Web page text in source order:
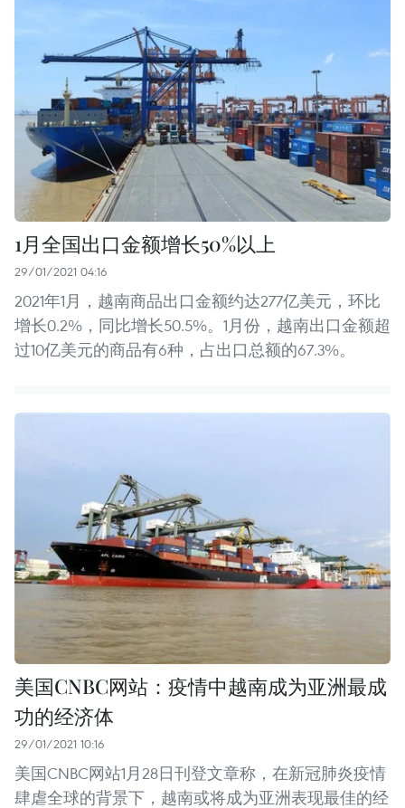
1月全国出口金额增长50%以上
29/01/2021 04:16
2021年1月，越南商品出口金额约达277亿美元，环比
增长0.2%，同比增长50.5%。1月份，越南出口金额超
过10亿美元的商品有6种，占出口总额的67.3%。
美国CNBC网站：疫情中越南成为亚洲最成
功的经济体
29/01/2021 10:16
美国CNBC网站1月28日刊登文章称，在新冠肺炎疫情
肆虐全球的背景下，越南或将成为亚洲表现最佳的经